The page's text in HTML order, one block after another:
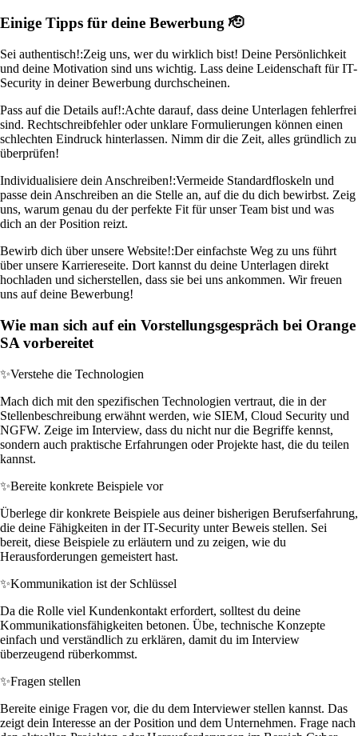
Einige Tipps für deine Bewerbung 🫡
Sei authentisch!:Zeig uns, wer du wirklich bist! Deine Persönlichkeit
und deine Motivation sind uns wichtig. Lass deine Leidenschaft für IT-
Security in deiner Bewerbung durchscheinen.
Pass auf die Details auf!:Achte darauf, dass deine Unterlagen fehlerfrei
sind. Rechtschreibfehler oder unklare Formulierungen können einen
schlechten Eindruck hinterlassen. Nimm dir die Zeit, alles gründlich zu
überprüfen!
Individualisiere dein Anschreiben!:Vermeide Standardfloskeln und
passe dein Anschreiben an die Stelle an, auf die du dich bewirbst. Zeig
uns, warum genau du der perfekte Fit für unser Team bist und was
dich an der Position reizt.
Bewirb dich über unsere Website!:Der einfachste Weg zu uns führt
über unsere Karriereseite. Dort kannst du deine Unterlagen direkt
hochladen und sicherstellen, dass sie bei uns ankommen. Wir freuen
uns auf deine Bewerbung!
Wie man sich auf ein Vorstellungsgespräch bei Orange
SA vorbereitet
✨Verstehe die Technologien
Mach dich mit den spezifischen Technologien vertraut, die in der
Stellenbeschreibung erwähnt werden, wie SIEM, Cloud Security und
NGFW. Zeige im Interview, dass du nicht nur die Begriffe kennst,
sondern auch praktische Erfahrungen oder Projekte hast, die du teilen
kannst.
✨Bereite konkrete Beispiele vor
Überlege dir konkrete Beispiele aus deiner bisherigen Berufserfahrung,
die deine Fähigkeiten in der IT-Security unter Beweis stellen. Sei
bereit, diese Beispiele zu erläutern und zu zeigen, wie du
Herausforderungen gemeistert hast.
✨Kommunikation ist der Schlüssel
Da die Rolle viel Kundenkontakt erfordert, solltest du deine
Kommunikationsfähigkeiten betonen. Übe, technische Konzepte
einfach und verständlich zu erklären, damit du im Interview
überzeugend rüberkommst.
✨Fragen stellen
Bereite einige Fragen vor, die du dem Interviewer stellen kannst. Das
zeigt dein Interesse an der Position und dem Unternehmen. Frage nach